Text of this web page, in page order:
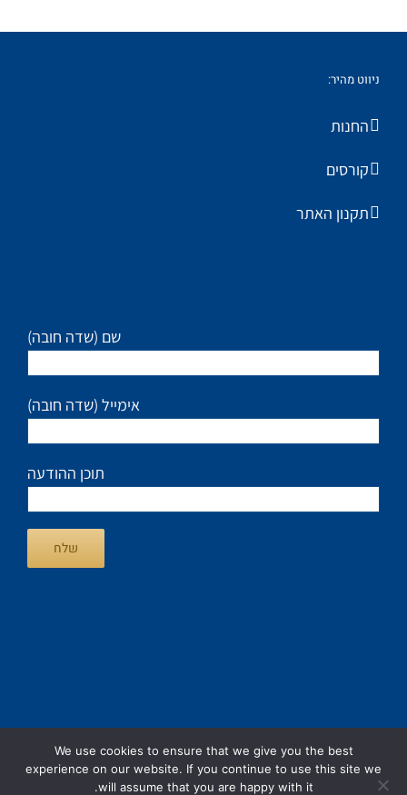
ניווט מהיר:
החנות
קורסים
תקנון האתר
(שם (שדה חובה
(אימייל (שדה חובה
תוכן ההודעה
| בניית האתר:
סיינט
We use cookies to ensure that we give you the best
experience on our website. If you continue to use this site we
will assume that you are happy with it.